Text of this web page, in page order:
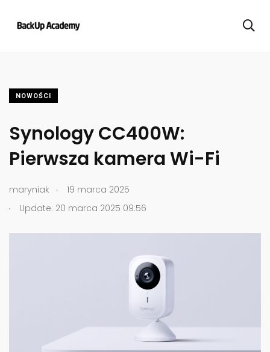
NOWOŚCI
Synology CC400W:
Pierwsza kamera Wi-Fi
maryniak .
19 marca 2025
.
Update: 20 marca 2025 09:56